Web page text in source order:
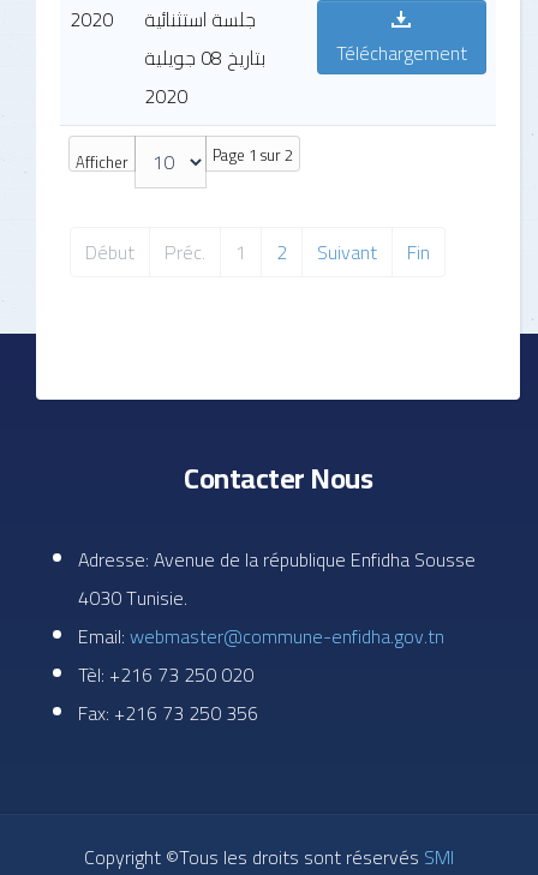
Afficher Page 1 sur 2
Début Préc. 1 2 Suivant Fin
2020
جلسة استثنائية
بتاريخ 08 جويلية
2020
Téléchargement
Contacter Nous
Adresse: Avenue de la république Enfidha Sousse
4030 Tunisie.
Email:webmaster@commune-enfidha.gov.tn
Tèl: +216 73 250 020
Fax: +216 73 250 356
Copyright ©Tous les droits sont réservés SMI